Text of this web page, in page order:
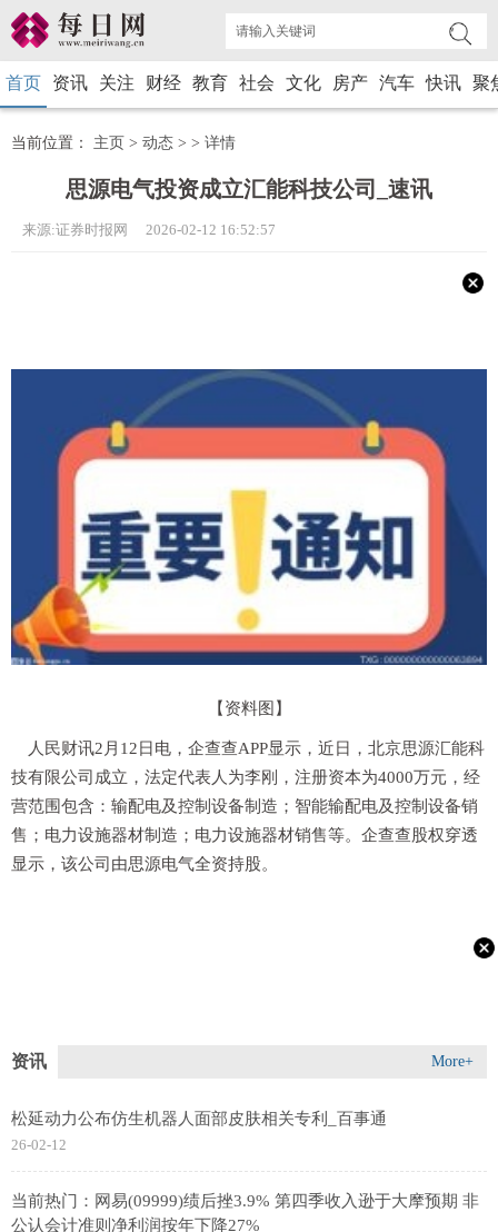
首页 资讯 关注 财经 教育 社会 文化 房产 汽车 快讯 聚
当前位置： 主页 > 动态 > > 详情
思源电气投资成立汇能科技公司_速讯
来源:证券时报网 2026-02-12 16:52:57
【资料图】
人民财讯2月12日电，企查查APP显示，近日，北京思源汇能科
技有限公司成立，法定代表人为李刚，注册资本为4000万元，经
营范围包含：输配电及控制设备制造；智能输配电及控制设备销
售；电力设施器材制造；电力设施器材销售等。企查查股权穿透
显示，该公司由思源电气全资持股。
资讯 More+
松延动力公布仿生机器人面部皮肤相关专利_百事通
26-02-12
当前热门：网易(09999)绩后挫3.9% 第四季收入逊于大摩预期 非
公认会计准则净利润按年下降27%